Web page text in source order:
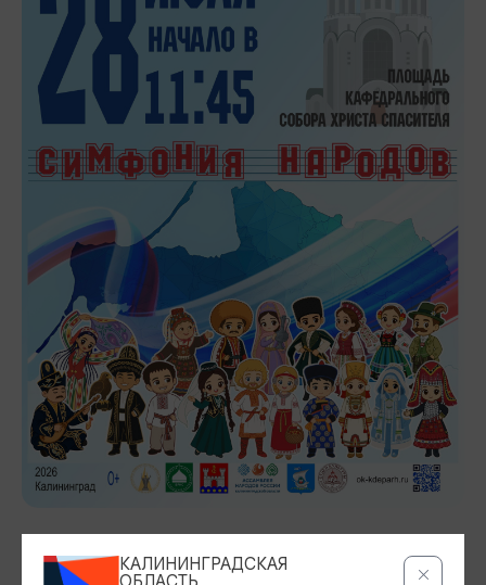
ДАТА
КАЛИНИНГРАДСКАЯ